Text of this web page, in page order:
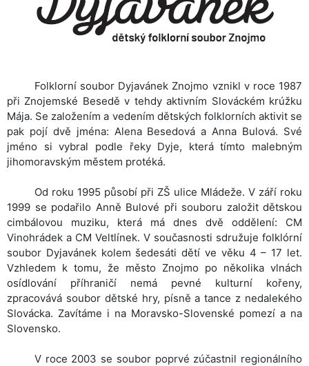
Folklorní soubor Dyjavánek Znojmo vznikl v roce 1987
při Znojemské Besedě v tehdy aktivním Slováckém krúžku
Mája. Se založením a vedením dětských folklorních aktivit se
pak pojí dvě jména: Alena Besedová a Anna Bulová. Své
jméno si vybral podle řeky Dyje, která tímto malebným
jihomoravským městem protéká.
Od roku 1995 působí při ZŠ ulice Mládeže. V září roku
1999 se podařilo Anně Bulové při souboru založit dětskou
cimbálovou muziku, která má dnes dvě oddělení: CM
Vinohrádek a CM Veltlínek. V současnosti sdružuje folklórní
soubor Dyjavánek kolem šedesáti dětí ve věku 4 – 17 let.
Vzhledem k tomu, že město Znojmo po několika vlnách
osídlování příhraničí nemá pevné kulturní kořeny,
zpracovává soubor dětské hry, písně a tance z nedalekého
Slovácka. Zavítáme i na Moravsko-Slovenské pomezí a na
Slovensko.
V roce 2003 se soubor poprvé zúčastnil regionálního